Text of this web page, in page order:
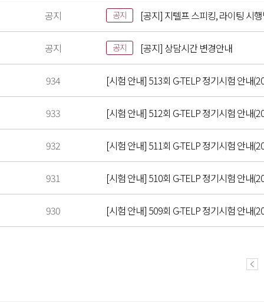
공지 공지 [공지] 지텔프 스피킹, 라이팅 시
공지 공지 [공지] 상담시간 변경안내
934 [시험 안내] 513회 G-TELP 정기시험 안내
933 [시험 안내] 512회 G-TELP 정기시험 안내
932 [시험 안내] 511회 G-TELP 정기시험 안내
931 [시험 안내] 510회 G-TELP 정기시험 안내
930 [시험 안내] 509회 G-TELP 정기시험 안내